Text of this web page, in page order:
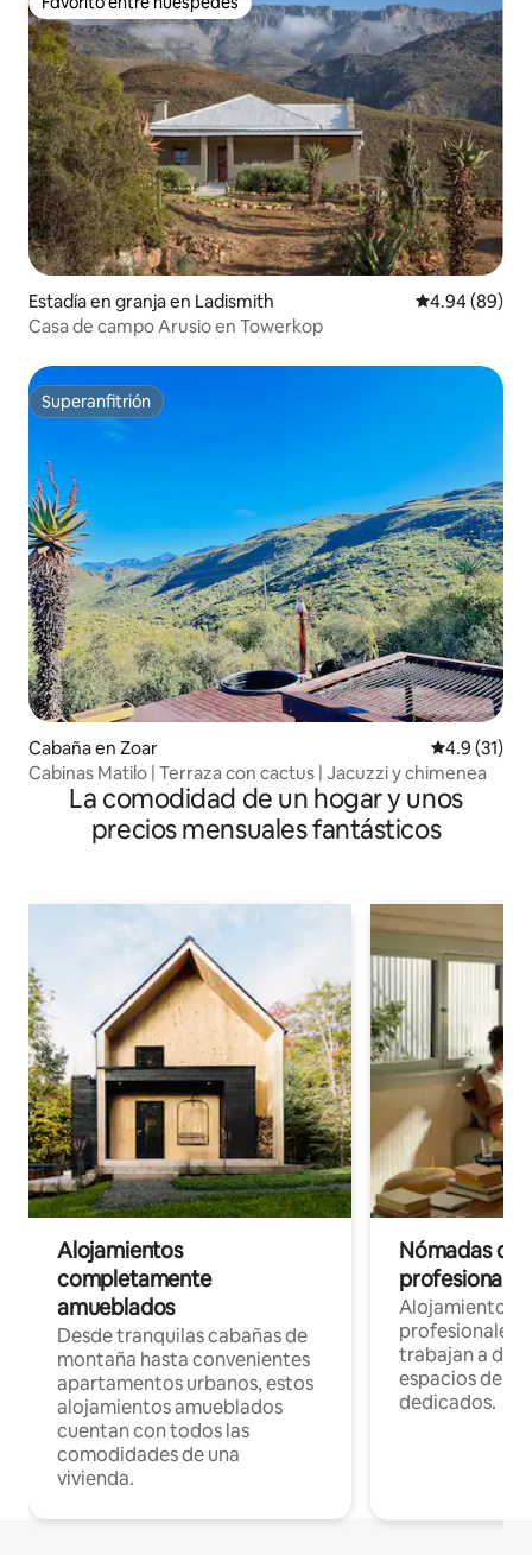
Favorito entre huéspedes
Estadía en granja en Ladismith Calificación
4.94 (89)
Casa de campo Arusio en Towerkop
Superanfitrión
Superanfitrión
Cabaña en Zoar Calificación
4.9 (31)
Cabinas Matilo | Terraza con cactus | Jacuzzi y chimenea
La comodidad de un hogar y unos
precios mensuales fantásticos
Alojamientos
completamente
amueblados
Desde tranquilas cabañas de
montaña hasta convenientes
apartamentos urbanos, estos
alojamientos amueblados
cuentan con todos las
comodidades de una
vivienda.
Nómadas
Alojamientos
profesionales
trabajan a
espacios de
dedicados.